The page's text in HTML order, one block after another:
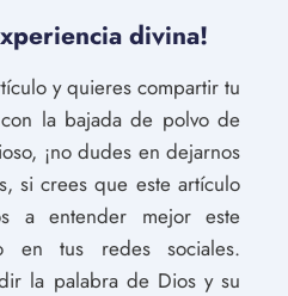
divina!
y quieres compartir tu
la bajada de polvo de
¡no dudes en dejarnos
si crees que este artículo
a entender mejor este
en tus redes sociales.
la palabra de Dios y su